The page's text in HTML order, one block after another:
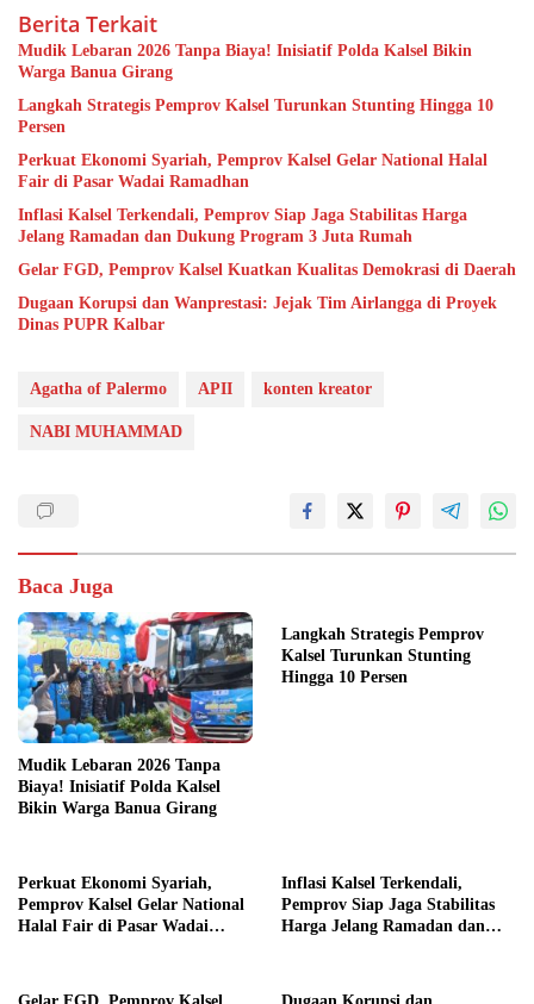
Berita Terkait
Mudik Lebaran 2026 Tanpa Biaya! Inisiatif Polda Kalsel Bikin
Warga Banua Girang
Langkah Strategis Pemprov Kalsel Turunkan Stunting Hingga 10
Persen
Perkuat Ekonomi Syariah, Pemprov Kalsel Gelar National Halal
Fair di Pasar Wadai Ramadhan
Inflasi Kalsel Terkendali, Pemprov Siap Jaga Stabilitas Harga
Jelang Ramadan dan Dukung Program 3 Juta Rumah
Gelar FGD, Pemprov Kalsel Kuatkan Kualitas Demokrasi di Daerah
Dugaan Korupsi dan Wanprestasi: Jejak Tim Airlangga di Proyek
Dinas PUPR Kalbar
Agatha of Palermo APII konten kreator
NABI MUHAMMAD
Baca Juga
Mudik Lebaran 2026 Tanpa
Biaya! Inisiatif Polda Kalsel
Bikin Warga Banua Girang
Langkah Strategis Pemprov
Kalsel Turunkan Stunting
Hingga 10 Persen
Perkuat Ekonomi Syariah,
Pemprov Kalsel Gelar National
Halal Fair di Pasar Wadai
Inflasi Kalsel Terkendali,
Pemprov Siap Jaga Stabilitas
Harga Jelang Ramadan dan